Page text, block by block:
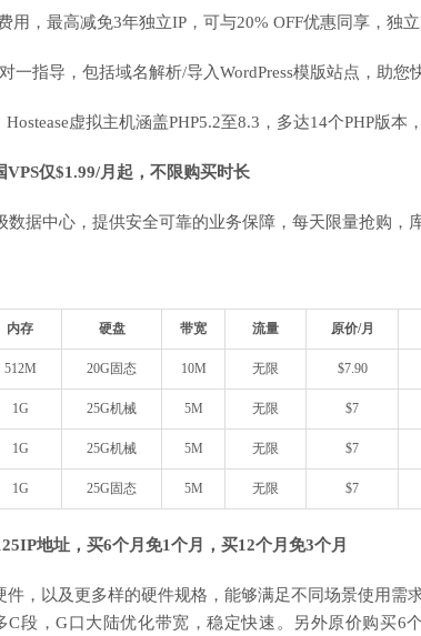
用，最高减免3年独立IP，可与20% OFF优惠同享，独
一指导，包括域名解析/导入WordPress模版站点，助您
虚拟主机涵盖PHP5.2至8.3，多达14个PHP版本
仅$1.99/月起，不限购买时长
数据中心，提供安全可靠的业务保障，每天限量抢购，
内存 硬盘 带宽 流量 原价/月
512M 20G固态 10M 无限 $7.90
1G 25G机械 5M 无限 $7
1G 25G机械 5M 无限 $7
1G 25G固态 5M 无限 $7
地址，买6个月免1个月，买12个月免3个月
件，以及更多样的硬件规格，能够满足不同场景使用需
C段，G口大陆优化带宽，稳定快速。另外原价购买6